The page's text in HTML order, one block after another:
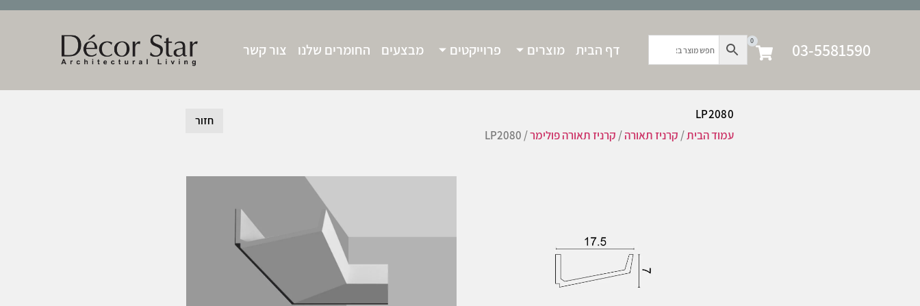
03-5581590
0
דף הבית מוצרים פרוייקטים מבצעים החומרים שלנו צור קשר
LP2080
עמוד הבית/ קרניז תאורה/ קרניז תאורה פולימר/ LP2080
חזור